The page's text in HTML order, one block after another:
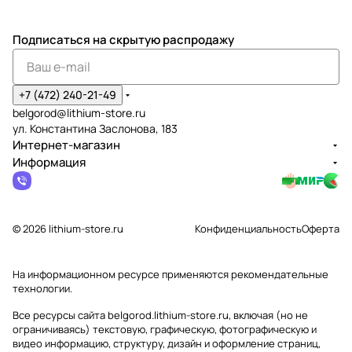
Подписаться на скрытую распродажу
+7 (472) 240-21-49
belgorod@lithium-store.ru
ул. Константина Заслонова, 183
Интернет-магазин
Информация
© 2026 lithium-store.ru КонфиденциальностьОферта
На информационном ресурсе применяютсярекомендательные
технологии.
Все ресурсы сайта belgorod.lithium-store.ru, включая (но не
ограничиваясь) текстовую, графическую, фотографическую и
видео информацию, структуру, дизайн и оформление страниц,